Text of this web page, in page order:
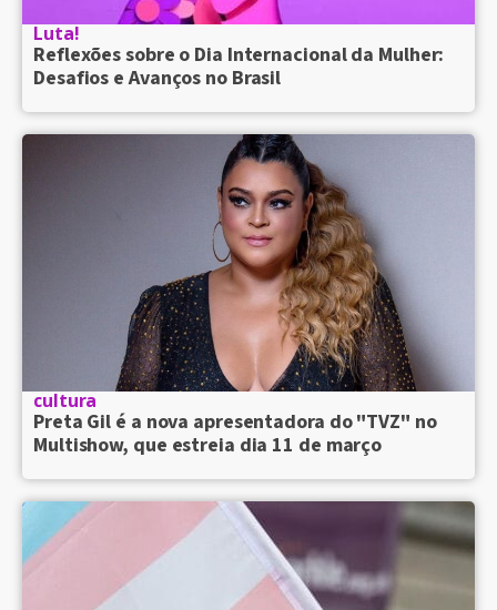
Luta!
Reflexões sobre o Dia Internacional da Mulher:
Desafios e Avanços no Brasil
cultura
Preta Gil é a nova apresentadora do "TVZ" no
Multishow, que estreia dia 11 de março